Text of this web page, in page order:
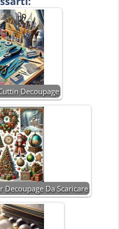
Decoupage
Decoupage Da Scaricare